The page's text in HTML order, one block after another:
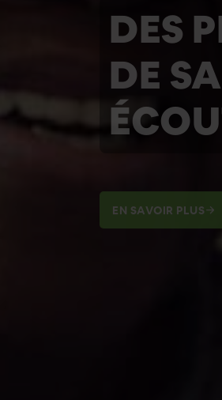
DES
DE
EN SAVOIR PLUS